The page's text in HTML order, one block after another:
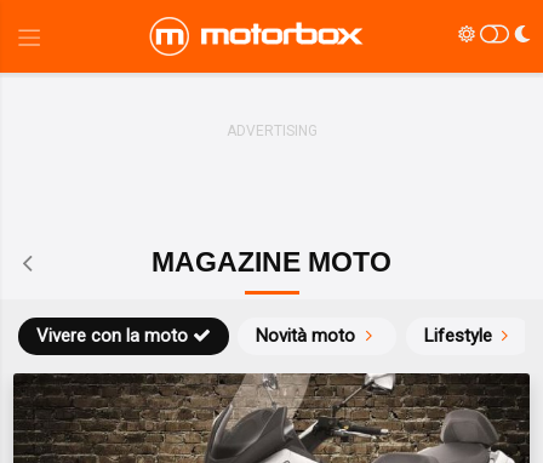
MAGAZINE MOTO
Novità moto
Vivere con la moto Lifestyle